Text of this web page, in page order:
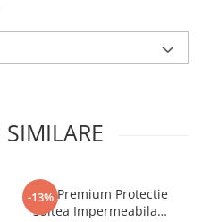
neplacute la miscare, pentru
SIMILARE
-13%
Husa Premium Protectie
Saltea Impermeabila